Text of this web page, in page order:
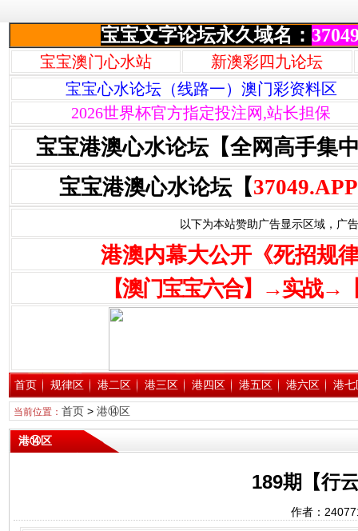
宝宝文字论坛永久域名：
宝宝澳门心水站
新澳彩四九论坛
宝宝心水论坛（线路一）澳门彩资料区
2026世界杯官方指定投注网,站长担保
宝宝港澳心水论坛【全网高手集
宝宝港澳心水论坛【37049.APP
以下为本站赞助广告显示区域，广
港澳内幕大公开《死招规
【澳门宝宝六合】→实战→
首页 规律区 港二区 港三区 港四区 港五区 港六区 港七
当前位置： 首页> 港⑭区
港⑭区
189期【行
作者：